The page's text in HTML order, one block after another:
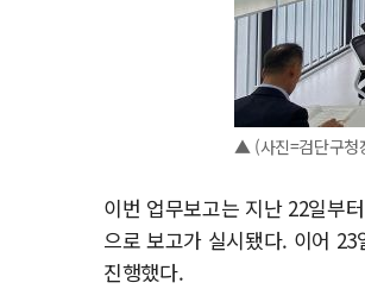
▲ (사진=검단구청
이번 업무보고는 지난 22일부
으로 보고가 실시됐다. 이어
진행했다.